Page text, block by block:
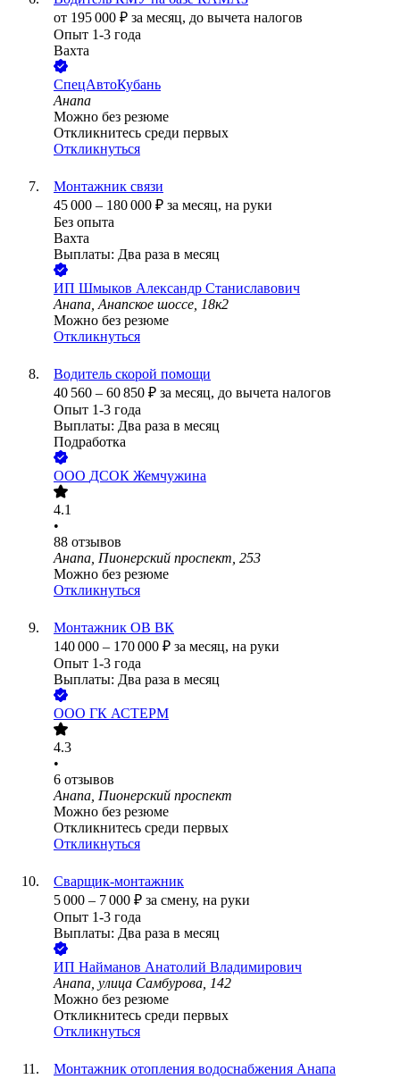
от 195 000 ₽ за месяц, до вычета налогов
Опыт 1-3 года
Вахта
СпецАвтоКубань
Анапа
Можно без резюме
Откликнитесь среди первых
Откликнуться
Монтажник связи
45 000 – 180 000 ₽ за месяц, на руки
Без опыта
Вахта
Выплаты: Два раза в месяц
ИП Шмыков Александр Станиславович
Анапа, Анапское шоссе, 18к2
Можно без резюме
Откликнуться
Водитель скорой помощи
40 560 – 60 850 ₽ за месяц, до вычета налогов
Опыт 1-3 года
Выплаты: Два раза в месяц
Подработка
ООО ДСОК Жемчужина
4.1
•
88 отзывов
Анапа, Пионерский проспект, 253
Можно без резюме
Откликнуться
Монтажник ОВ ВК
140 000 – 170 000 ₽ за месяц, на руки
Опыт 1-3 года
Выплаты: Два раза в месяц
ООО ГК АСТЕРМ
4.3
•
6 отзывов
Анапа, Пионерский проспект
Можно без резюме
Откликнитесь среди первых
Откликнуться
Сварщик-монтажник
5 000 – 7 000 ₽ за смену, на руки
Опыт 1-3 года
Выплаты: Два раза в месяц
ИП Найманов Анатолий Владимирович
Анапа, улица Самбурова, 142
Можно без резюме
Откликнитесь среди первых
Откликнуться
Монтажник отопления водоснабжения Анапа